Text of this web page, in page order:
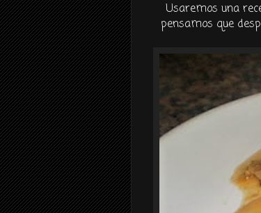
Usaremos una
pensamos que